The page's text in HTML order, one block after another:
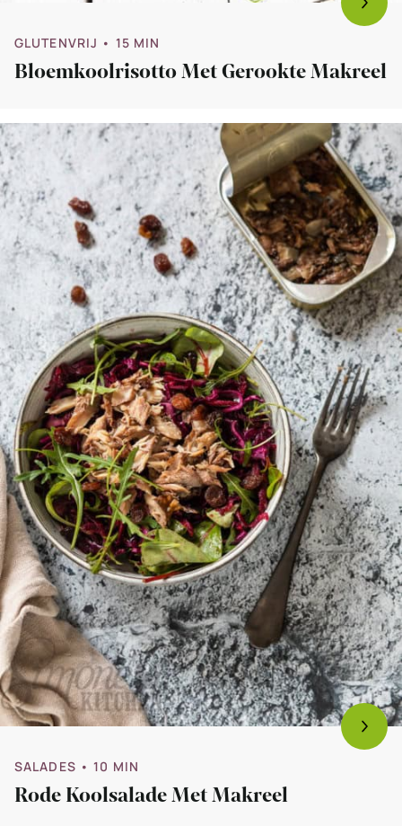
GLUTENVRIJ • 15 MIN
Bloemkoolrisotto Met Gerookte Makreel
Bekijk
Rode
koolsalade
met
makreel
SALADES • 10 MIN
Rode Koolsalade Met Makreel